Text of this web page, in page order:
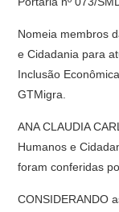
Nomeia membros
e Cidadania para
Inclusão
GTMigra.
ANA CLAUDIA
Humanos e
foram conferidas
CONSIDERANDO